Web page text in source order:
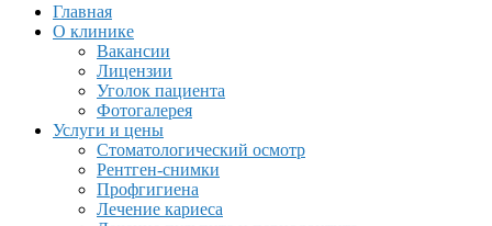
Главная
О клинике
Вакансии
Лицензии
Уголок пациента
Фотогалерея
Услуги и цены
Стоматологический осмотр
Рентген-снимки
Профгигиена
Лечение кариеса